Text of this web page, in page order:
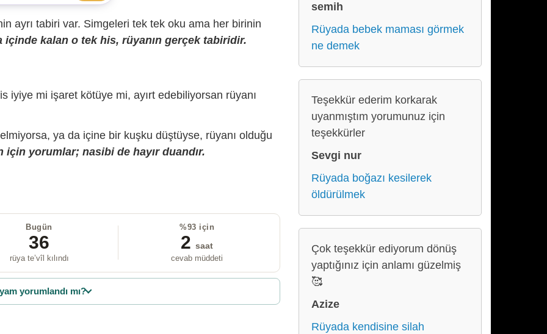
ayrı tabiri var. Simgeleri tek tek oku ama her birinin
içinde kalan o tek his, rüyanın gerçek tabiridir.
iyiye mi işaret kötüye mi, ayırt edebiliyorsan rüyanı
ya da içine bir kuşku düştüyse, rüyanı olduğu
için yorumlar; nasibi de hayır duandır.
Bugün
36
rüya te’vîl kılındı
%93 için
2 saat
cevab müddeti
yorumlandı mı?
semih
Rüyada bebek maması görmek
ne demek
Teşekkür ederim korkarak
uyanmıştım yorumunuz için
teşekkürler
Sevgi nur
Rüyada boğazı kesilerek
öldürülmek
Çok teşekkür ediyorum dönüş
yaptığınız için anlamı güzelmiş
🥰
Azize
Rüyada kendisine silah